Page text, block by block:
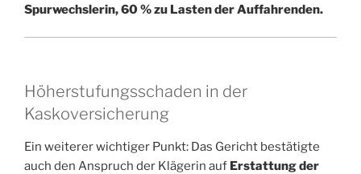
Spurwechslerin, 60 % zu Lasten der Auffahrenden.
Höherstufungsschaden in der
Kaskoversicherung
Ein weiterer wichtiger Punkt: Das Gericht bestätigte
auch den Anspruch der Klägerin auf Erstattung der